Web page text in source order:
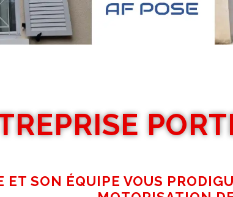
ET SON ÉQUIPE VOUS